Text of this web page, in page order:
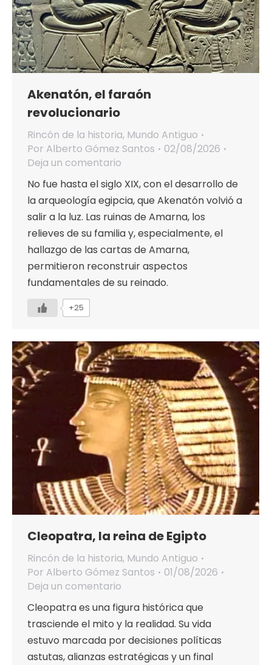
Akenatón, el faraón
revolucionario
Rincón de la historia, Mundo Antiguo
Por Alberto Gómez Santos
02/08/2026
Deja un comentario
No fue hasta el siglo XIX, con el desarrollo de
la arqueología egipcia, que Akenatón volvió a
salir a la luz. Las ruinas de Amarna, los
relieves de su familia y, especialmente, el
hallazgo de las cartas de Amarna,
permitieron reconstruir aspectos
fundamentales de su reinado.
+25
Cleopatra, la reina de Egipto
Rincón de la historia, Mundo Antiguo
Por Alberto Gómez Santos
01/08/2026
Deja un comentario
Cleopatra es una figura histórica que
trasciende el mito y la realidad. Su vida
estuvo marcada por decisiones políticas
astutas, alianzas estratégicas y un final